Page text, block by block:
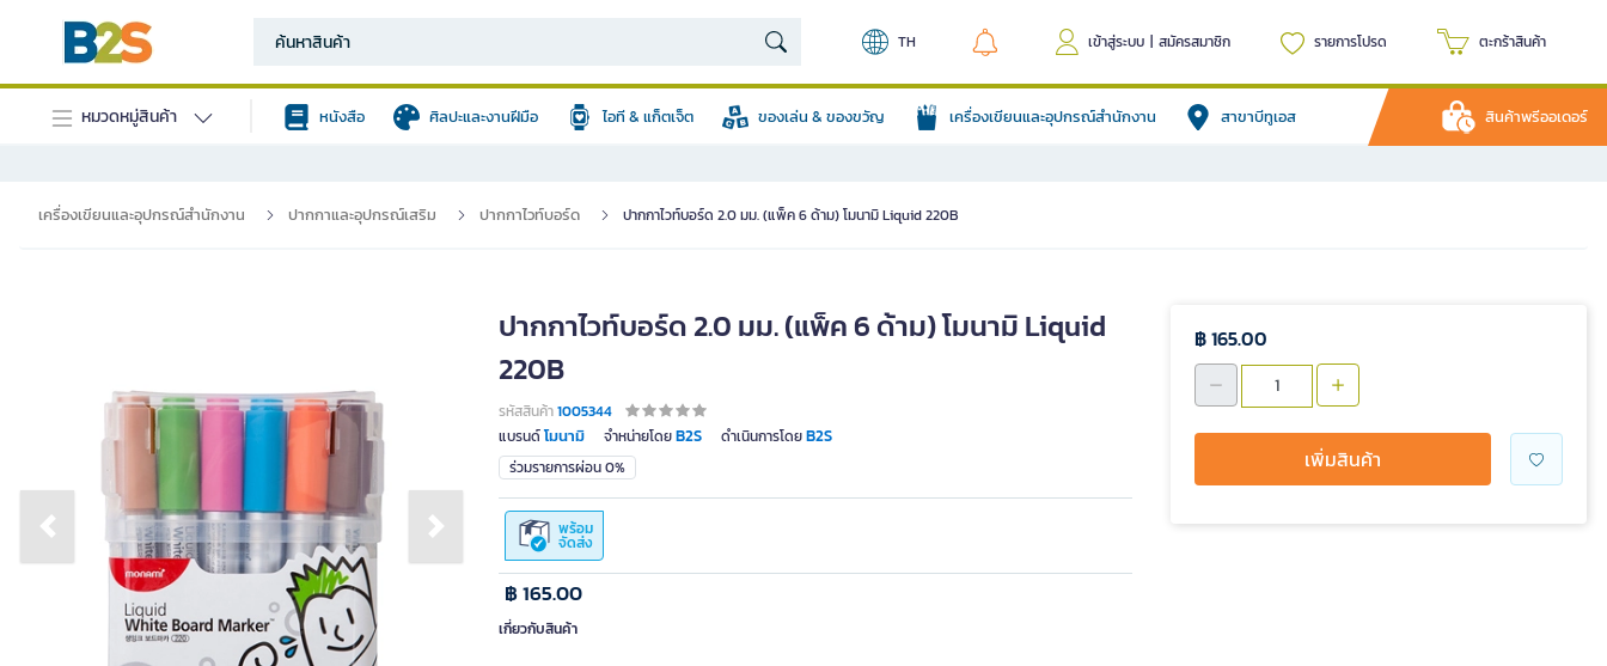
TH เข้าสู่ระบบ | สมัครสมาชิก รายการโปรด ตะกร้าสินค้า
หมวดหมู่สินค้า หนังสือ ศิลปะและงานฝีมือ ไอที & แก็ตเจ็ต ของเล่น & ของขวัญ เครื่องเขียนและอุปกรณ์สำนักงาน สาขาบีทูเอส สินค้าพรีออเดอร์
เครื่องเขียนและอุปกรณ์สำนักงาน ปากกาและอุปกรณ์เสริม ปากกาไวท์บอร์ด ปากกาไวท์บอร์ด 2.0 มม. (แพ็ค 6 ด้าม) โมนามิ Liquid 220B
Previous slide Next slide
ปากกาไวท์บอร์ด 2.0 มม. (แพ็ค 6 ด้าม) โมนามิ Liquid
220B
รหัสสินค้า1005344
แบรนด์โมนามิ จำหน่ายโดยB2S ดำเนินการโดยB2S
ร่วมรายการผ่อน 0%
พร้อม
จัดส่ง
฿ 165.00
เกี่ยวกับสินค้า
฿ 165.00
เพิ่มสินค้า